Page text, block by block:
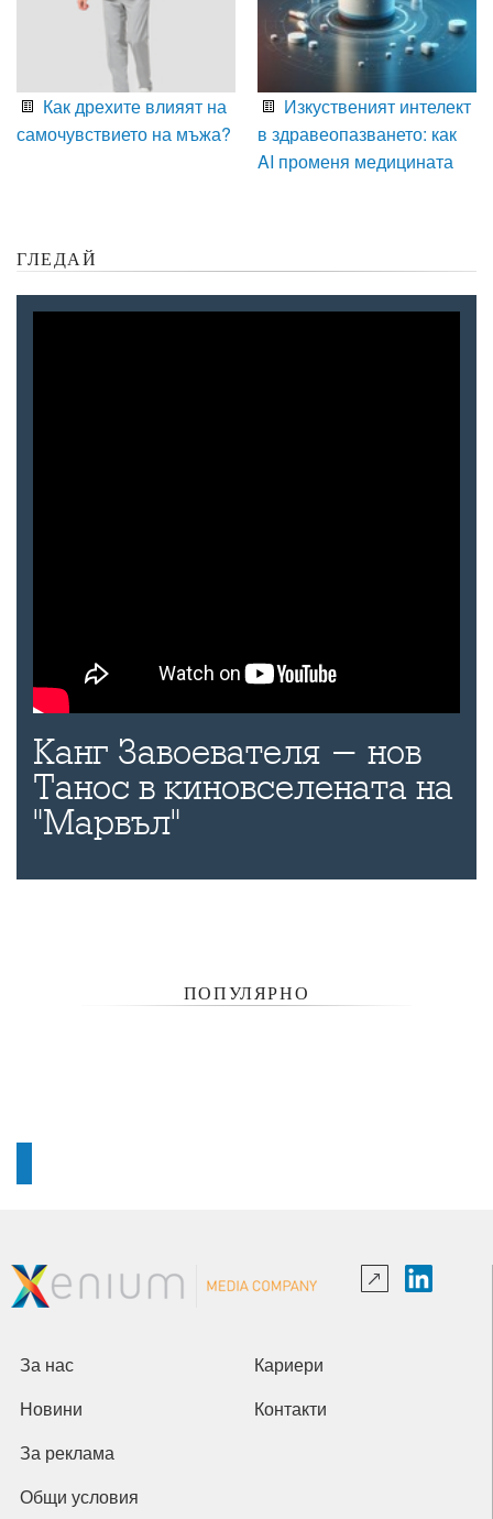
Как дрехите влияят на
самочувствието на мъжа?
Изкуственият интелект
в здравеопазването: как
AI променя медицината
ГЛЕДАЙ
Канг Завоевателя - нов
Танос в киновселената на
"Марвъл"
ПОПУЛЯРНО
За нас Кариери
Новини Контакти
За реклама
Общи условия